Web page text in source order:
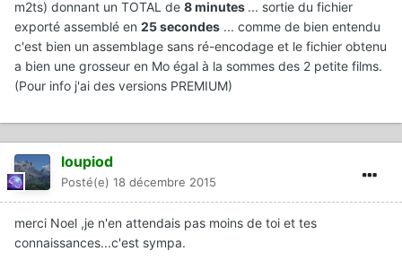
m2ts) donnant un TOTAL de 8 minutes ... sortie du fichier
exporté assemblé en 25 secondes ... comme de bien entendu
c'est bien un assemblage sans ré-encodage et le fichier obtenu
a bien une grosseur en Mo égal à la sommes des 2 petite films.
(Pour info j'ai des versions PREMIUM)
loupiod
Posté(e) 18 décembre 2015
merci Noel ,je n'en attendais pas moins de toi et tes
connaissances...c'est sympa.